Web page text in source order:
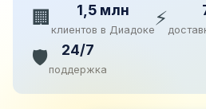
🏢 1,5 млн
клиентов в Диадоке⚡
🛡️ 24/7
поддержка